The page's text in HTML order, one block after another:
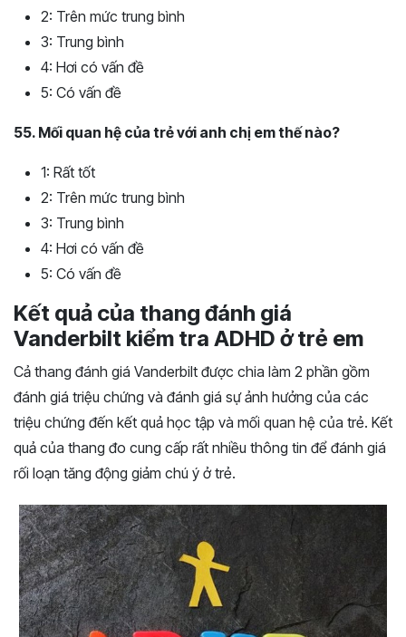
2: Trên mức trung bình
3: Trung bình
4: Hơi có vấn đề
5: Có vấn đề
55. Mối quan hệ của trẻ với anh chị em thế nào?
1: Rất tốt
2: Trên mức trung bình
3: Trung bình
4: Hơi có vấn đề
5: Có vấn đề
Kết quả của thang đánh giá
Vanderbilt kiểm tra ADHD ở trẻ em
Cả thang đánh giá Vanderbilt được chia làm 2 phần gồm
đánh giá triệu chứng và đánh giá sự ảnh hưởng của các
triệu chứng đến kết quả học tập và mối quan hệ của trẻ. Kết
quả của thang đo cung cấp rất nhiều thông tin để đánh giá
rối loạn tăng động giảm chú ý ở trẻ.